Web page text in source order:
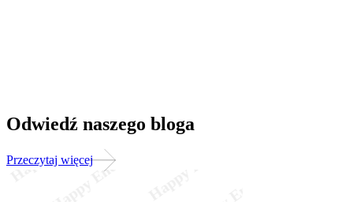
Odwiedź naszego bloga
Przeczytaj więcej